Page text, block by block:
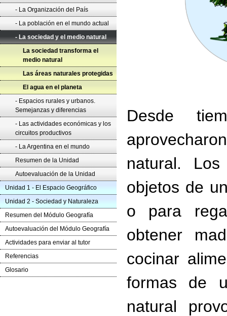
- La Organización del País
- La población en el mundo actual
- La sociedad y el medio natural
La sociedad transforma el
medio natural
Las áreas naturales protegidas
El agua en el planeta
- Espacios rurales y urbanos.
Semejanzas y diferencias
- Las actividades económicas y los
circuitos productivos
- La Argentina en el mundo
Resumen de la Unidad
Autoevaluación de la Unidad
Unidad 1 - El Espacio Geográfico
Unidad 2 - Sociedad y Naturaleza
Resumen del Módulo Geografía
Autoevaluación del Módulo Geografía
Actividades para enviar al tutor
Referencias
Glosario
Desde
natural.
objetos de
o para
obtener
cocinar
formas de
natural